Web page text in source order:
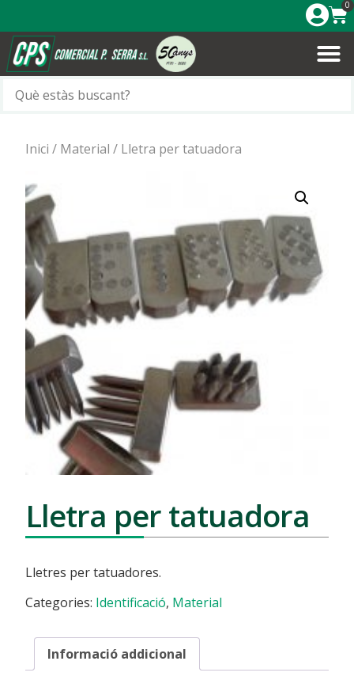
0
Inici / Material / Lletra per tatuadora
Lletra per tatuadora
Lletres per tatuadores.
Categories: Identificació, Material
Informació addicional